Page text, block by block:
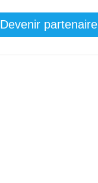
Devenir partenaire